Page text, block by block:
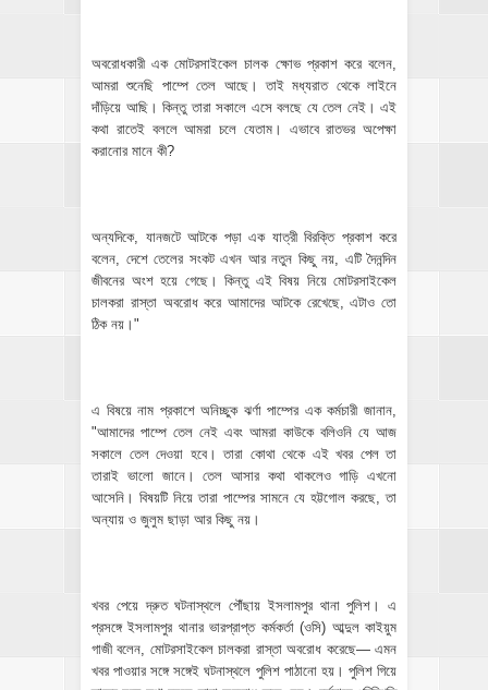
অবরোধকারী এক মোটরসাইকেল চালক ক্ষোভ প্রকাশ করে বলেন,
আমরা শুনেছি পাম্পে তেল আছে। তাই মধ্যরাত থেকে লাইনে
দাঁড়িয়ে আছি। কিন্তু তারা সকালে এসে বলছে যে তেল নেই। এই
কথা রাতেই বললে আমরা চলে যেতাম। এভাবে রাতভর অপেক্ষা
করানোর মানে কী?
অন্যদিকে, যানজটে আটকে পড়া এক যাত্রী বিরক্তি প্রকাশ করে
বলেন, দেশে তেলের সংকট এখন আর নতুন কিছু নয়, এটি দৈনন্দিন
জীবনের অংশ হয়ে গেছে। কিন্তু এই বিষয় নিয়ে মোটরসাইকেল
চালকরা রাস্তা অবরোধ করে আমাদের আটকে রেখেছে, এটাও তো
ঠিক নয়।"
এ বিষয়ে নাম প্রকাশে অনিচ্ছুক ঝর্ণা পাম্পের এক কর্মচারী জানান,
"আমাদের পাম্পে তেল নেই এবং আমরা কাউকে বলিওনি যে আজ
সকালে তেল দেওয়া হবে। তারা কোথা থেকে এই খবর পেল তা
তারাই ভালো জানে। তেল আসার কথা থাকলেও গাড়ি এখনো
আসেনি। বিষয়টি নিয়ে তারা পাম্পের সামনে যে হট্টগোল করছে, তা
অন্যায় ও জুলুম ছাড়া আর কিছু নয়।
খবর পেয়ে দ্রুত ঘটনাস্থলে পৌঁছায় ইসলামপুর থানা পুলিশ। এ
প্রসঙ্গে ইসলামপুর থানার ভারপ্রাপ্ত কর্মকর্তা (ওসি) আব্দুল কাইয়ুম
গাজী বলেন, মোটরসাইকেল চালকরা রাস্তা অবরোধ করেছে— এমন
খবর পাওয়ার সঙ্গে সঙ্গেই ঘটনাস্থলে পুলিশ পাঠানো হয়। পুলিশ গিয়ে